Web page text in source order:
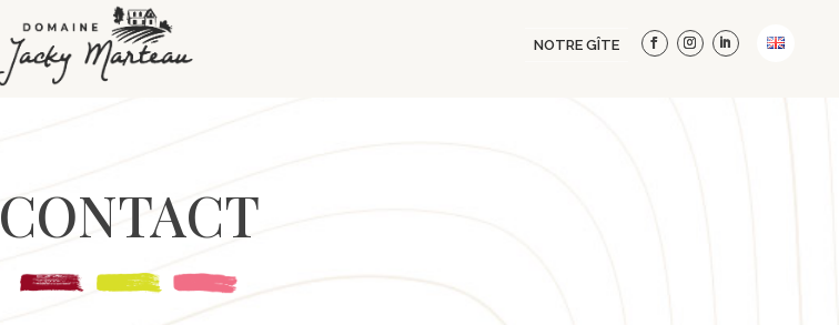
NOTRE GÎTE
CONTACT